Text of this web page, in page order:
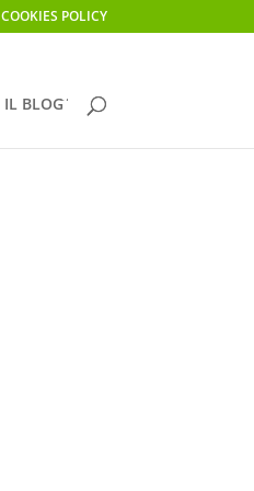
COOKIES POLICY
IL BLOG